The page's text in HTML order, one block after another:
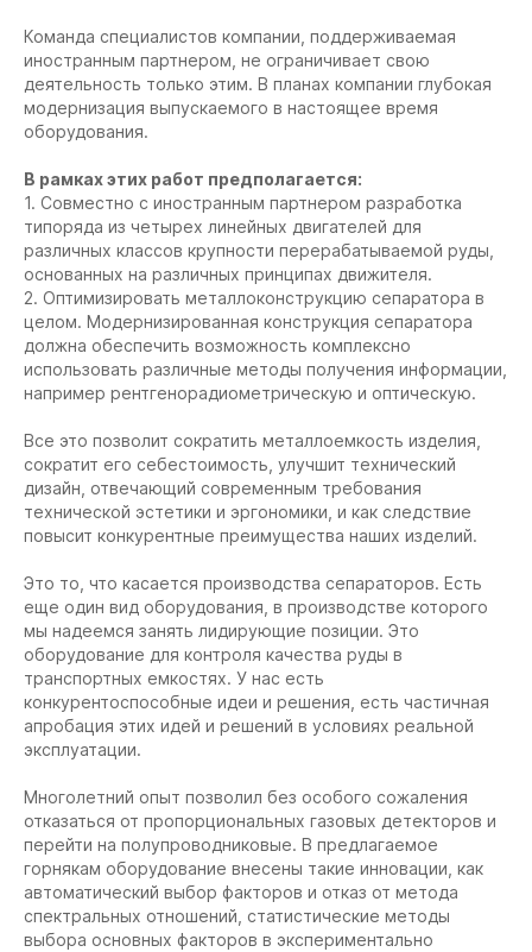
Команда специалистов компании, поддерживаемая
иностранным партнером, не ограничивает свою
деятельность только этим. В планах компании глубокая
модернизация выпускаемого в настоящее время
оборудования.
В рамках этих работ предполагается:
1. Совместно с иностранным партнером разработка
типоряда из четырех линейных двигателей для
различных классов крупности перерабатываемой руды,
основанных на различных принципах движителя.
2. Оптимизировать металлоконструкцию сепаратора в
целом. Модернизированная конструкция сепаратора
должна обеспечить возможность комплексно
использовать различные методы получения информации,
например рентгенорадиометрическую и оптическую.
Все это позволит сократить металлоемкость изделия,
сократит его себестоимость, улучшит технический
дизайн, отвечающий современным требования
технической эстетики и эргономики, и как следствие
повысит конкурентные преимущества наших изделий.
Это то, что касается производства сепараторов. Есть
еще один вид оборудования, в производстве которого
мы надеемся занять лидирующие позиции. Это
оборудование для контроля качества руды в
транспортных емкостях. У нас есть
конкурентоспособные идеи и решения, есть частичная
апробация этих идей и решений в условиях реальной
эксплуатации.
Многолетний опыт позволил без особого сожаления
отказаться от пропорциональных газовых детекторов и
перейти на полупроводниковые. В предлагаемое
горнякам оборудование внесены такие инновации, как
автоматический выбор факторов и отказ от метода
спектральных отношений, статистические методы
выбора основных факторов в экспериментально